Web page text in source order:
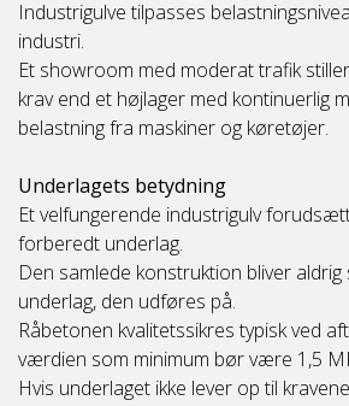
Industrigulve tilpasses
industri.
Et showroom med moderat trafik
krav end et højlager med kontinuerlig
belastning fra maskiner og køretøjer.
Underlagets betydning
Et velfungerende industrigulv
forberedt underlag.
Den samlede konstruktion bliver
underlag, den udføres på.
Råbetonen kvalitetssikres typisk ved
værdien som minimum bør være 1,5
Hvis underlaget ikke lever op til